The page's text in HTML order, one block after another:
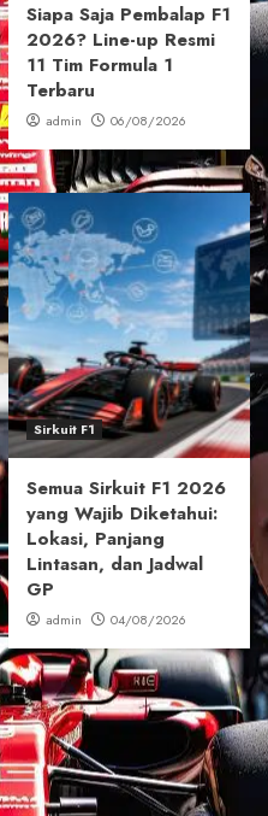
Siapa Saja Pembalap F1
2026? Line-up Resmi
11 Tim Formula 1
Terbaru
admin 06/08/2026
Sirkuit F1
Semua Sirkuit F1 2026
yang Wajib Diketahui:
Lokasi, Panjang
Lintasan, dan Jadwal
GP
admin 04/08/2026